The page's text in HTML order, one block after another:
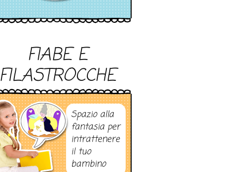
FIABE E
FILASTROCCHE
Spazio alla
fantasia per
intrattenere
il tuo
bambino